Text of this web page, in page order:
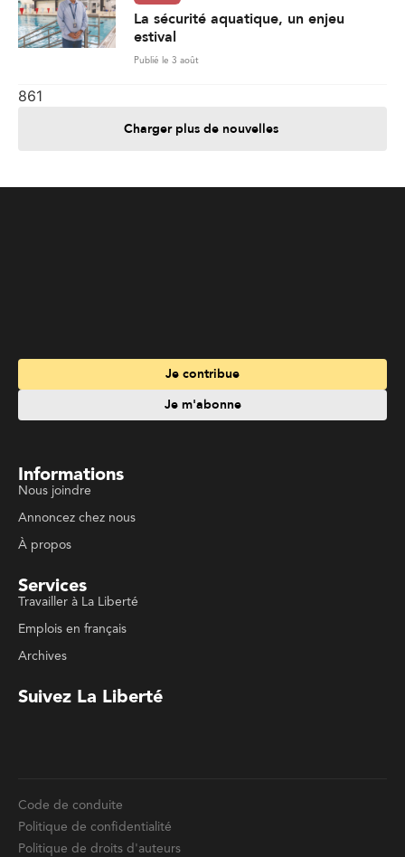
Je contribue
Services
Suivez La Liberté
Code de conduite
Politique de confidentialité
Politique de droits d'auteurs
La Liberté © 2023